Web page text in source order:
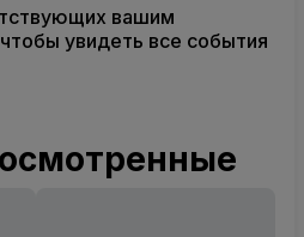
вашим
увидеть все события